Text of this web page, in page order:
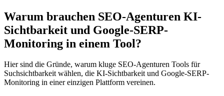
Warum brauchen SEO-Agenturen KI-
Sichtbarkeit und Google-SERP-
Monitoring in einem Tool?
Hier sind die Gründe, warum kluge SEO-Agenturen Tools für
Suchsichtbarkeit wählen, die KI-Sichtbarkeit und Google-SERP-
Monitoring in einer einzigen Plattform vereinen.